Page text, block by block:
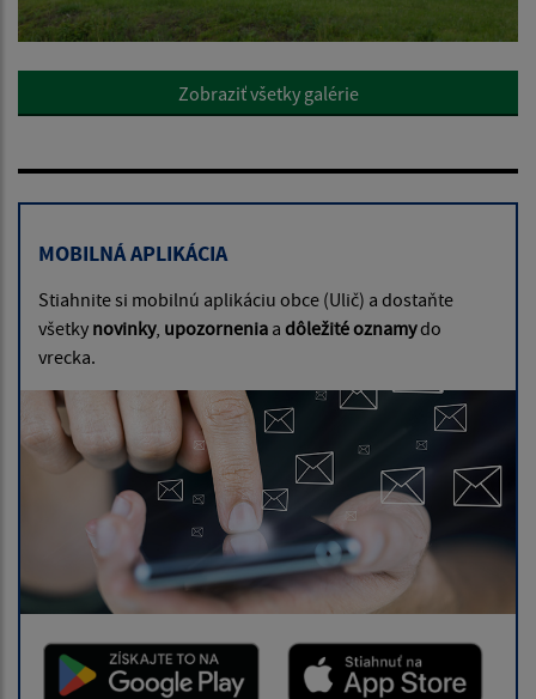
Zobraziť všetky galérie
MOBILNÁ APLIKÁCIA
Stiahnite si mobilnú aplikáciu obce (Ulič) a dostaňte
všetky novinky, upozornenia a dôležité oznamydo
vrecka.